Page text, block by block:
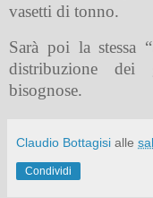
vasetti di tonno.
Sarà poi la stessa
distribuzione dei
bisognose.
Claudio Bottagisi alle
Condividi